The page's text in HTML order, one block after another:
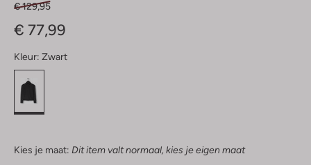
€ 129,95
€ 77,99
Kleur: Zwart
Kies je maat: Dit item valt normaal, kies je eigen maat